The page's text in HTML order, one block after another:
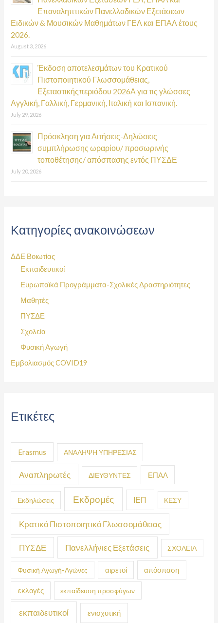
Επαναληπτικών Πανελλαδικών Εξετάσεων
Ειδικών & Μουσικών Μαθημάτων ΓΕΛ και ΕΠΑΛ έτους
2026.
August 3, 2026
Έκδοση αποτελεσμάτων του Κρατικού
Πιστοποιητικού Γλωσσομάθειας,
Εξεταστικήςπεριόδου 2026Α για τις γλώσσες
Αγγλική, Γαλλική, Γερμανική, Ιταλική και Ισπανική.
July 29, 2026
Πρόσκληση για Αιτήσεις-Δηλώσεις
συμπλήρωσης ωραρίου/ προσωρινής
τοποθέτησης/ απόσπασης εντός ΠΥΣΔΕ
July 20, 2026
Κατηγορίες ανακοινώσεων
ΔΔΕ Βοιωτίας
Εκπαιδευτικοί
Ευρωπαϊκά Προγράμματα-Σχολικές Δραστηριότητες
Μαθητές
ΠΥΣΔΕ
Σχολεία
Φυσική Αγωγή
Εμβολιασμός COVID19
Ετικέτες
Erasmus ΑΝΑΛΗΨΗ ΥΠΗΡΕΣΙΑΣ
Αναπληρωτές ΔΙΕΥΘΥΝΤΕΣ ΕΠΑΛ
Εκδηλώσεις Εκδρομές ΙΕΠ ΚΕΣΥ
Κρατικό Πιστοποιητικό Γλωσσομάθειας
ΠΥΣΔΕ Πανελλήνιες Εξετάσεις ΣΧΟΛΕΙΑ
Φυσική Αγωγή-Αγώνες αιρετοί απόσπαση
εκλογές εκπαίδευση προσφύγων
εκπαιδευτικοί ενισχυτική